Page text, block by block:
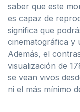
saber que este
es capaz de
significa que
cinematográfica y
Además, el
visualización de
se vean vivos
ni el más mínimo